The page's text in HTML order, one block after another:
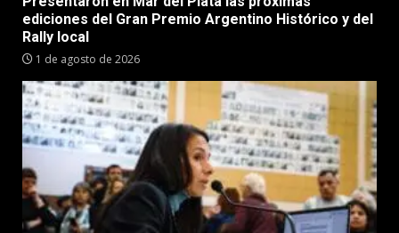
ediciones del Gran Premio Argentino Histórico y del
Rally local
1 de agosto de 2026